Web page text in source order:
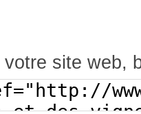
site web,